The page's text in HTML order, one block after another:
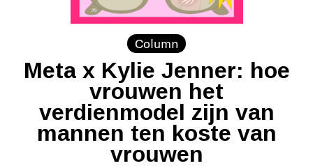
Column
Meta x Kylie Jenner: hoe
vrouwen het
verdienmodel zijn van
mannen ten koste van
vrouwen